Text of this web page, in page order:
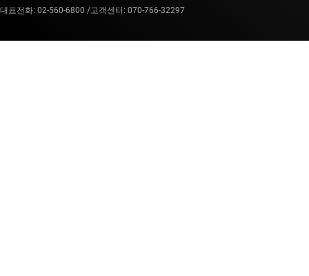
대표전화: 02-560-6800 /고객센터: 070-766-32297